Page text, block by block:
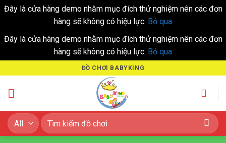
Đây là cửa hàng demo nhằm mục đích thử nghiệm nên các đơn
hàng sẽ không có hiệu lực. Bỏ qua
Đây là cửa hàng demo nhằm mục đích thử nghiệm nên các đơn
hàng sẽ không có hiệu lực. Bỏ qua
to
content
ĐỒ CHƠI BABYKING
Tìm
kiếm: